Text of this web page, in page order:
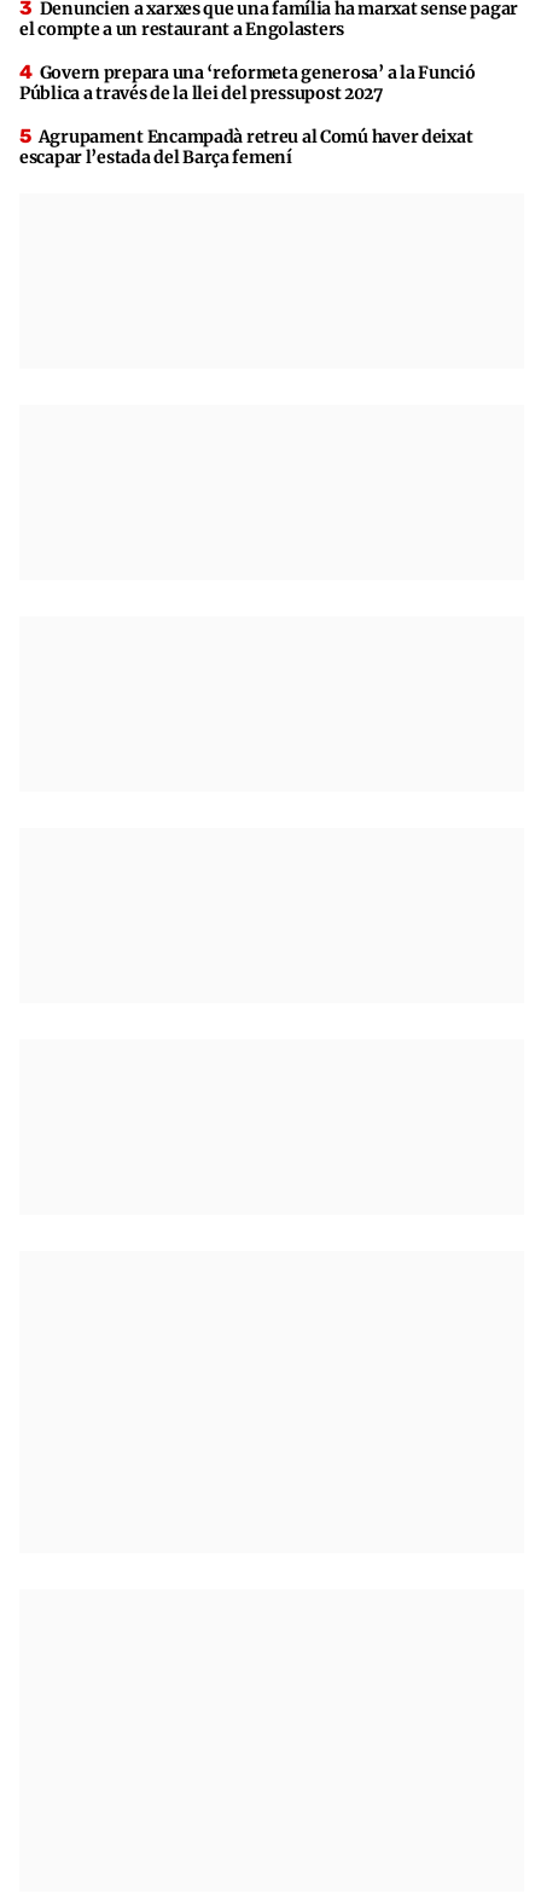
Denuncien a xarxes que una família ha marxat sense pagar
el compte a un restaurant a Engolasters
Govern prepara una ‘reformeta generosa’ a la Funció
Pública a través de la llei del pressupost 2027
Agrupament Encampadà retreu al Comú haver deixat
escapar l’estada del Barça femení